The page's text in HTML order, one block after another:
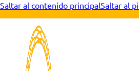
Saltar al contenido principalSaltar al